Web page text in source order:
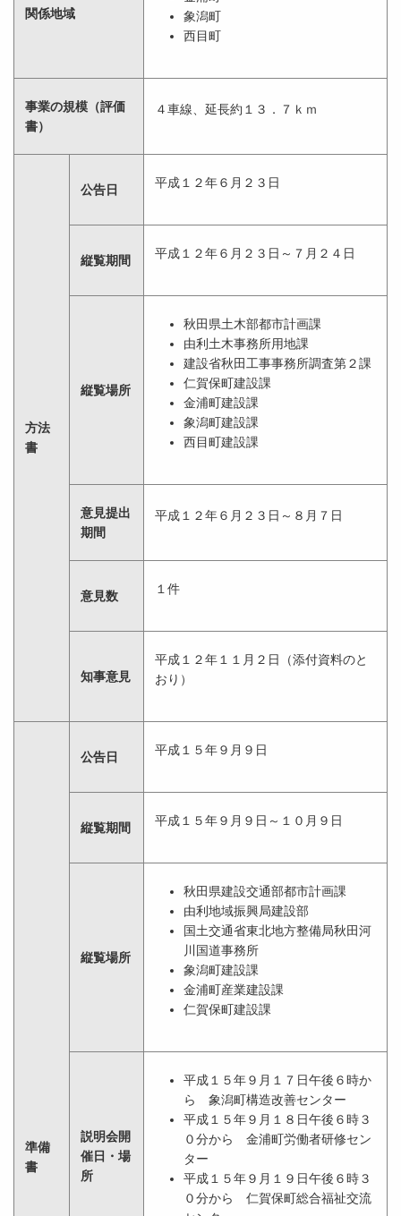
関係地域
象潟町
西目町
事業の規模（評価
書）
４車線、延長約１３．７ｋｍ
方法
書
公告日 平成１２年６月２３日
縦覧期間 平成１２年６月２３日～７月２４日
縦覧場所
秋田県土木部都市計画課
由利土木事務所用地課
建設省秋田工事事務所調査第２課
仁賀保町建設課
金浦町建設課
象潟町建設課
西目町建設課
意見提出
期間
平成１２年６月２３日～８月７日
意見数 １件
知事意見
平成１２年１１月２日（添付資料のと
おり）
準備
書
公告日 平成１５年９月９日
縦覧期間 平成１５年９月９日～１０月９日
縦覧場所
秋田県建設交通部都市計画課
由利地域振興局建設部
国土交通省東北地方整備局秋田河
川国道事務所
象潟町建設課
金浦町産業建設課
仁賀保町建設課
説明会開
催日・場
所
平成１５年９月１７日午後６時か
ら 象潟町構造改善センター
平成１５年９月１８日午後６時３
０分から 金浦町労働者研修セン
ター
平成１５年９月１９日午後６時３
０分から 仁賀保町総合福祉交流